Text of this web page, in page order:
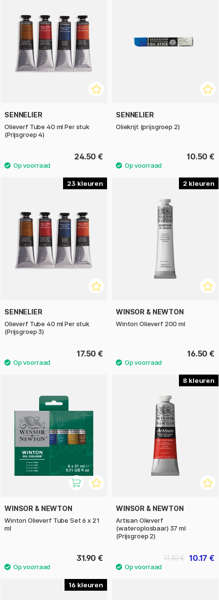
SENNELIER
Olieverf Tube 40 ml Per stuk
(Prijsgroep 4)
24.50 €
SENNELIER
Oliekrijt (prijsgroep 2)
10.50 €
23
SENNELIER
Olieverf Tube 40 ml Per stuk
(Prijsgroep 3)
17.50 €
2
WINSOR & NEWTON
Winton Olieverf 200 ml
16.50 €
WINSOR & NEWTON
Winton Olieverf Tube Set 6 x 21
ml
31.90 €
8
WINSOR & NEWTON
Artisan Olieverf
(wateroplosbaar) 37 ml
(Prijsgroep 2)
10.17 €
11.30 €
16